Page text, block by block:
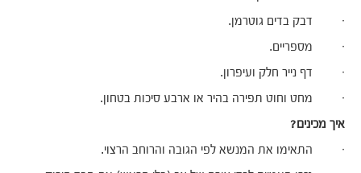
· דבק בדים גוטרמן.
· מספריים.
· דף נייר חלק ועיפרון.
· מחט וחוט תפירה בהיר או ארבע סיכות בטחון.
איך מכינים?
· התאימו את המנשא לפי הגובה והרוחב הרצוי.